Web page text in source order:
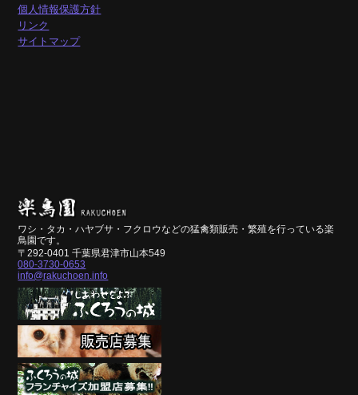
個人情報保護方針
リンク
サイトマップ
ワシ・タカ・ハヤブサ・フクロウなどの猛禽類販売・繁殖を行っている楽
鳥園です。
〒292-0401 千葉県君津市山本549
080-3730-0653
info@rakuchoen.info